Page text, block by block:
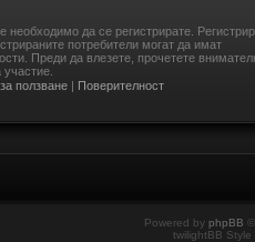
необходимо да се регистрирате.
потребители могат да имат
Преди да влезете, прочетете
ползване | Поверителност
Powered by phpBB
twilightBB